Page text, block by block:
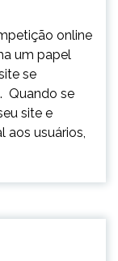
online
um papel
se
Quando se
site e
aos usuários,